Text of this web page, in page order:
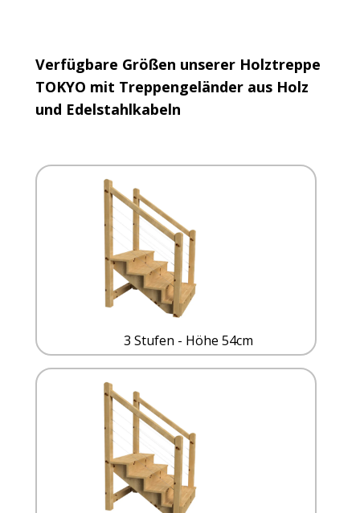
Verfügbare Größen unserer Holztreppe
TOKYO mit Treppengeländer aus Holz
und Edelstahlkabeln
3 Stufen - Höhe 54cm